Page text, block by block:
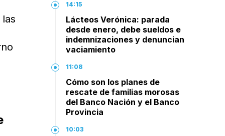
14:15
Lácteos Verónica: parada
desde enero, debe sueldos e
indemnizaciones y denuncian
vaciamiento
11:08
Cómo son los planes de
rescate de familias morosas
del Banco Nación y el Banco
Provincia
10:03